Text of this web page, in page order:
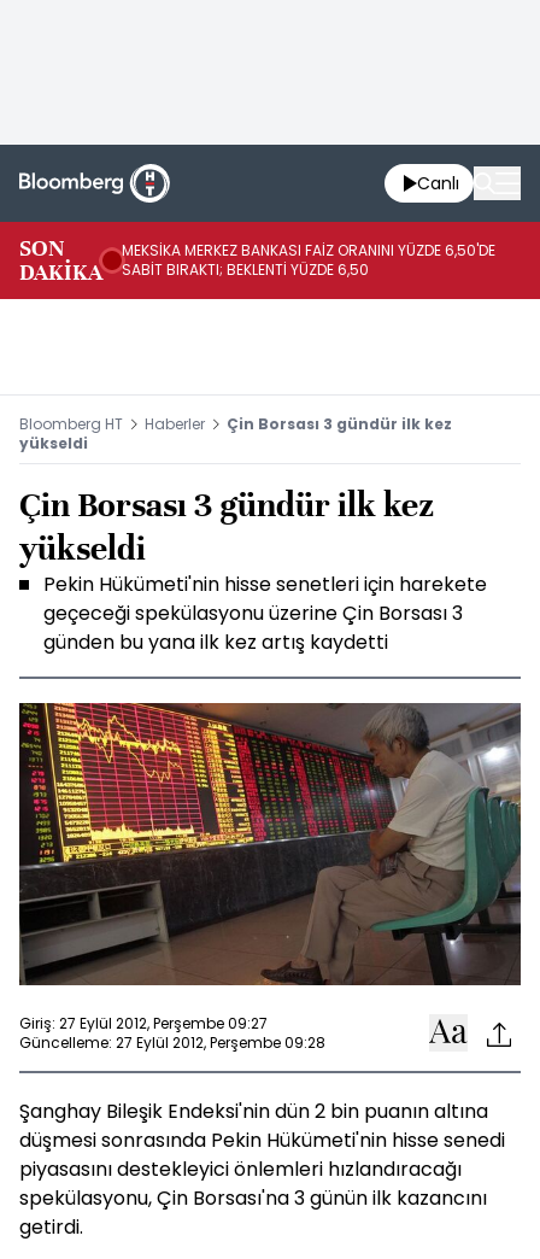
Canlı
SON
DAKİKA
MEKSİKA MERKEZ BANKASI FAİZ ORANINI YÜZDE 6,50'DE
SABİT BIRAKTI; BEKLENTİ YÜZDE 6,50
Bloomberg HT Haberler
Çin Borsası 3 gündür ilk kez
yükseldi
Çin Borsası 3 gündür ilk kez
yükseldi
Pekin Hükümeti'nin hisse senetleri için harekete
geçeceği spekülasyonu üzerine Çin Borsası 3
günden bu yana ilk kez artış kaydetti
Giriş: 27 Eylül 2012, Perşembe 09:27
Güncelleme: 27 Eylül 2012, Perşembe 09:28
Şanghay Bileşik Endeksi'nin dün 2 bin puanın altına
düşmesi sonrasında Pekin Hükümeti'nin hisse senedi
piyasasını destekleyici önlemleri hızlandıracağı
spekülasyonu, Çin Borsası'na 3 günün ilk kazancını
getirdi.